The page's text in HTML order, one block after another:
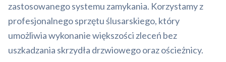
zastosowanego systemu zamykania. Korzystamy z
profesjonalnego sprzętu ślusarskiego, który
umożliwia wykonanie większości zleceń bez
uszkadzania skrzydła drzwiowego oraz ościeżnicy.